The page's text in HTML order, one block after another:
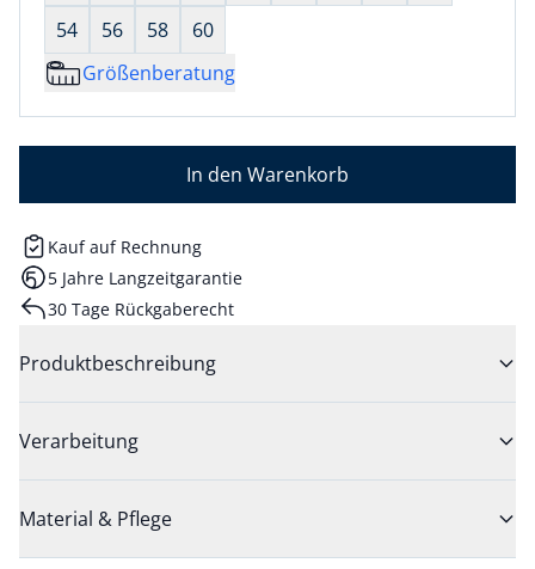
54
56 58
60
Größenberatung
In den Warenkorb
Kauf auf Rechnung
5 Jahre Langzeitgarantie
30 Tage Rückgaberecht
Produktbeschreibung
Verarbeitung
Material & Pflege